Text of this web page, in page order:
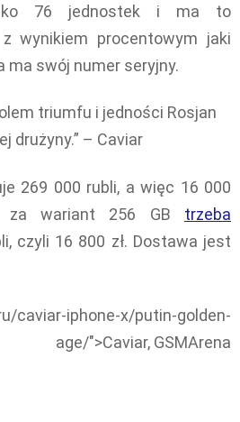
76 jednostek i ma to
wynikiem procentowym jaki
ma swój numer seryjny.
triumfu i jedności Rosjan
drużyny.” – Caviar
269 000 rubli, a więc 16 000
za wariant 256 GB trzeba
czyli 16 800 zł. Dostawa jest
caviar-iphone-x/putin-golden-
age/">Caviar, GSMArena